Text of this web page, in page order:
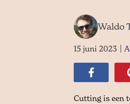
Waldo
15 juni 2023
Cutting is een